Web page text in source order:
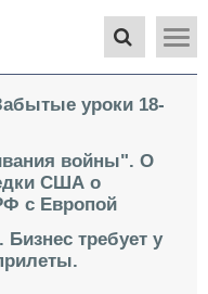
уроки 18-
войны". О
США о
с Европой
требует у